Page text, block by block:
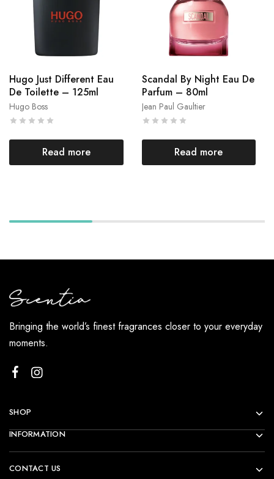
Hugo Boss
Hugo Just Different Eau
De Toilette – 125ml
Read more
Jean Paul Gaultier
Scandal By Night Eau De
Parfum – 80ml
Read more
Bringing the world’s finest fragrances closer to your everyday
moments.
SHOP
INFORMATION
CONTACT US